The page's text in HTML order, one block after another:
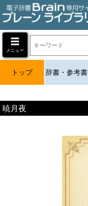
メニュー
トップ 辞書・参考書
暁月夜